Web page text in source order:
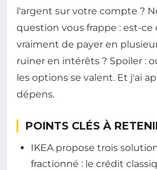
l'argent sur votre compte ?
question vous frappe : est-ce
vraiment de payer en
ruiner en intérêts ? Spoiler :
les options se valent. Et j'ai
dépens.
POINTS CLÉS À
IKEA propose trois
fractionné : le crédit